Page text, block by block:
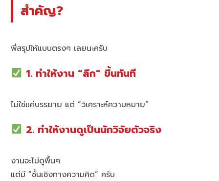
สำคัญ?
พี่สรุปให้แบบตรงๆ เลยนะครับ
1. ทำให้งาน “ลึก” ขึ้นทันที
ไม่ใช่แค่บรรยาย แต่ “วิเคราะห์ความหมาย”
2. ทำให้งานดูเป็นนักวิจัยตัวจริง
งานจะไม่ดูพื้นๆ
แต่มี “ชั้นเชิงทางความคิด” ครับ